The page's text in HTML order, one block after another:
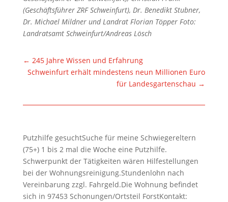
(Geschäftsführer ZRF Schweinfurt), Dr. Benedikt Stubner,
Dr. Michael Mildner und Landrat Florian Töpper Foto:
Landratsamt Schweinfurt/Andreas Lösch
← 245 Jahre Wissen und Erfahrung
Schweinfurt erhält mindestens neun Millionen Euro
für Landesgartenschau →
Putzhilfe gesuchtSuche für meine Schwiegereltern
(75+) 1 bis 2 mal die Woche eine Putzhilfe.
Schwerpunkt der Tätigkeiten wären Hilfestellungen
bei der Wohnungsreinigung.Stundenlohn nach
Vereinbarung zzgl. Fahrgeld.Die Wohnung befindet
sich in 97453 Schonungen/Ortsteil ForstKontakt: